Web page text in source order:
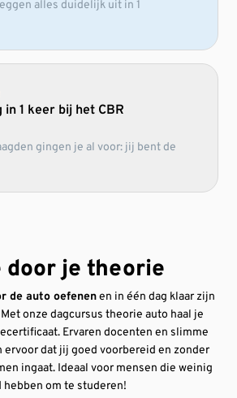
alles duidelijk uit in 1
in 1 keer bij het CBR
gingen je al voor: jij bent de
door je theorie
de auto oefenenen in één dag klaar zijn
onze dagcursus theorie auto haal je
Ervaren docenten en slimme
dat jij goed voorbereid en zonder
ingaat. Ideaal voor mensen die weinig
hebben om te studeren!